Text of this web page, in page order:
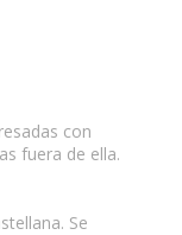
con
fuera de ella.
Se